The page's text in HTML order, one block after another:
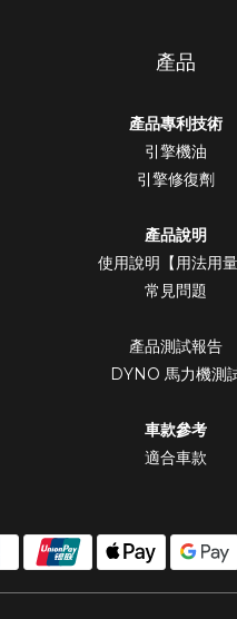
產品
產品專利技術
引擎機油
引擎修復劑
產品說明
使用說明【用法用量
常見問題
產品測試報告
DYNO 馬力機測
車款參考
適合車款